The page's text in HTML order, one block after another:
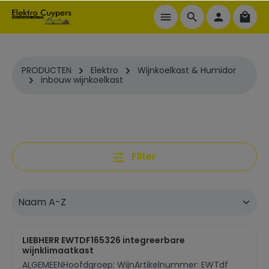
PRODUCTEN Elektro
Wijnkoelkast & Humidor
inbouw wijnkoelkast
Filter
LIEBHERR EWTDF165326 integreerbare
wijnklimaatkast
ALGEMEENHoofdgroep: WijnArtikelnummer: EWTdf